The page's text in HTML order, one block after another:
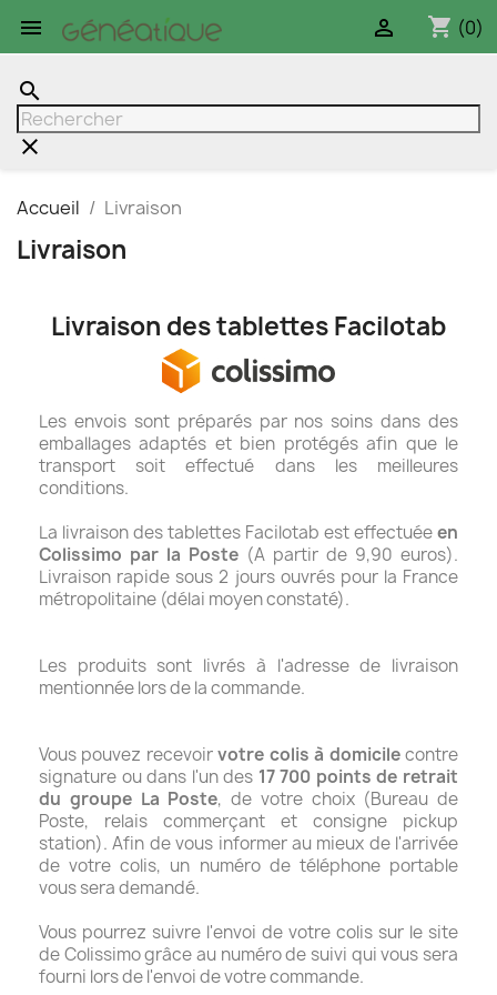
 shopping_cart (0)

search
clear
Accueil Livraison
Livraison
Livraison des tablettes Facilotab
Les envois sont préparés par nos soins dans des
emballages adaptés et bien protégés afin que le
transport soit effectué dans les meilleures
conditions.
La livraison des tablettes Facilotab est effectuéeen
Colissimo par la Poste (A partir de 9,90 euros).
Livraison rapide sous 2 jours ouvrés pour la France
métropolitaine (délai moyen constaté).
Les produits sont livrés à l'adresse de livraison
mentionnée lors de la commande.
Vous pouvez recevoirvotre colis à domicilecontre
signature ou dans l'un des 17 700 points de retrait
du groupe La Poste, de votre choix (Bureau de
Poste, relais commerçant et consigne pickup
station). Afin de vous informer au mieux de l'arrivée
de votre colis, un numéro de téléphone portable
vous sera demandé.
Vous pourrez suivre l'envoi de votre colis sur le site
de Colissimo grâce au numéro de suivi qui vous sera
fourni lors de l'envoi de votre commande.